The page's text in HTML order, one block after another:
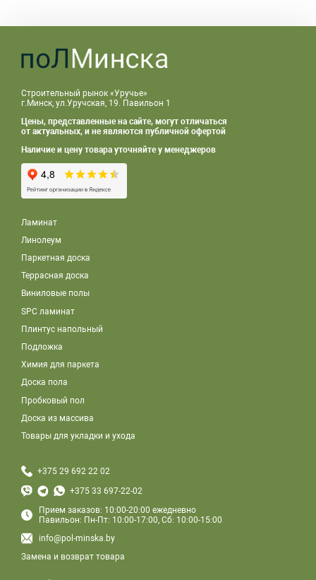
Строительный рынок «Уручье»
г.Минск, ул.Уручская, 19. Павильон 1
Цены, представленные на сайте, могут отличаться
от актуальных, и не являются публичной офертой
Наличие и цену товара уточняйте у менеджеров
Ламинат
Линолеум
Паркетная доска
Террасная доска
Виниловые полы
SPC ламинат
Плинтус напольный
Подложка
Химия для паркета
Доска пола
Пробковый пол
Доска из массива
Товары для укладки и ухода
+375 29 692 22 02
+375 33 697-22-02
Прием заказов: 10:00-20:00 ежедневно
Павильон: Пн-Пт: 10:00-17:00, Сб: 10:00-15:00
info@pol-minska.by
Замена и возврат товара